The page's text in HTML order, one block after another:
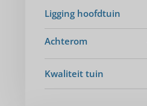
Ligging hoofdtuin
Achterom
Kwaliteit tuin